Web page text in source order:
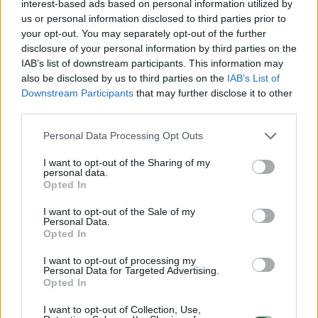
interest-based ads based on personal information utilized by
us or personal information disclosed to third parties prior to
your opt-out. You may separately opt-out of the further
disclosure of your personal information by third parties on the
IAB’s list of downstream participants. This information may
also be disclosed by us to third parties on the IAB’s List of
Downstream Participants that may further disclose it to other
Personal Data Processing Opt Outs
I want to opt-out of the Sharing of my
personal data.
Opted In
I want to opt-out of the Sale of my
Personal Data.
Opted In
I want to opt-out of processing my
Personal Data for Targeted Advertising.
Opted In
I want to opt-out of Collection, Use,
56 min.M.Fellaini atliko perdavimą K.de
Bruyne ir šis smūgiavo, bet netaikliai.
60 min.D.Origi atliko gražų perdavimą
D.Mertensui, bet šiam nepavyko tiksliai
smūgiuoti.
69 min.A.Witselis žinojo, ką daryti su
smūgiavo iš aštuoniolikos metrų, tačiau
kamuolys skriejo šalia kairiojo virpsto.
77 min.K.Mirallasas gavo nuostabų
perdavimą į baudos aikštelę ir netrukus